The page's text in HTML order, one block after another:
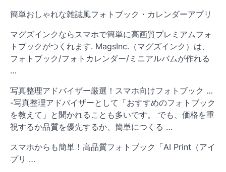
簡単おしゃれな雑誌風フォトブック・カレンダーアプリ
マグズインクならスマホで簡単に高画質プレミアムフォ
トブックがつくれます. MagsInc.（マグズインク）は、
フォトブック/フォトカレンダー/ミニアルバムが作れる
…
写真整理アドバイザー厳選！スマホ向けフォトブック …
-写真整理アドバイザーとして「おすすめのフォトブック
を教えて」と聞かれることも多いです。 でも、価格を重
視するか品質を優先するか、簡単につくる …
スマホからも簡単！高品質フォトブック「AI Print（アイ
プリ …